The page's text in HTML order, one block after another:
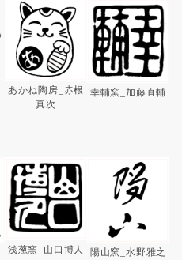
あかね陶房_赤根
真次
幸輔窯_加藤直輔
浅葱窯_山口博人 陽山窯_水野雅之